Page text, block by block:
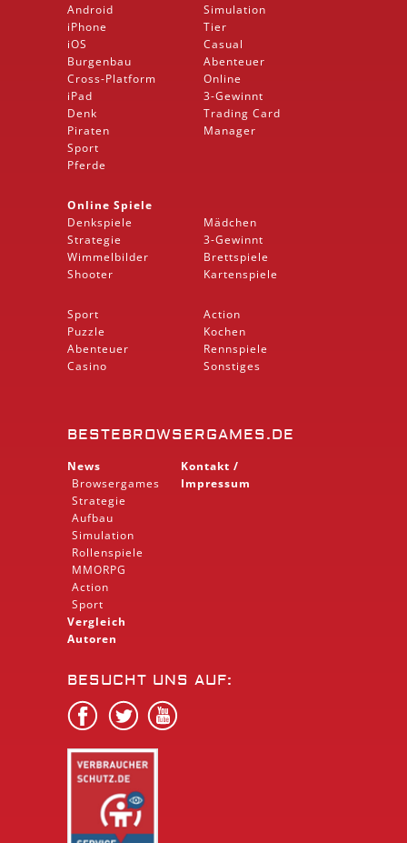
Android
iPhone
iOS
Burgenbau
Cross-Platform
iPad
Denk
Piraten
Sport
Pferde
Simulation
Tier
Casual
Abenteuer
Online
3-Gewinnt
Trading Card
Manager
Online Spiele
Denkspiele
Strategie
Wimmelbilder
Shooter
Mädchen
3-Gewinnt
Brettspiele
Kartenspiele
Sport
Puzzle
Abenteuer
Casino
Action
Kochen
Rennspiele
Sonstiges
BESTEBROWSERGAMES.DE
News
Browsergames
Strategie
Aufbau
Simulation
Rollenspiele
MMORPG
Action
Sport
Vergleich
Autoren
Kontakt /
Impressum
BESUCHT UNS AUF: